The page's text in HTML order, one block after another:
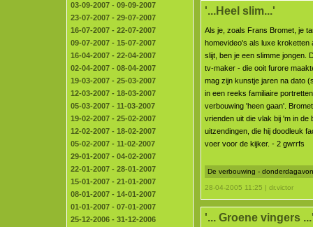
03-09-2007 - 09-09-2007
23-07-2007 - 29-07-2007
16-07-2007 - 22-07-2007
09-07-2007 - 15-07-2007
16-04-2007 - 22-04-2007
02-04-2007 - 08-04-2007
19-03-2007 - 25-03-2007
12-03-2007 - 18-03-2007
05-03-2007 - 11-03-2007
19-02-2007 - 25-02-2007
12-02-2007 - 18-02-2007
05-02-2007 - 11-02-2007
29-01-2007 - 04-02-2007
22-01-2007 - 28-01-2007
15-01-2007 - 21-01-2007
08-01-2007 - 14-01-2007
01-01-2007 - 07-01-2007
25-12-2006 - 31-12-2006
'...Heel slim...'
Als je, zoals Frans Bromet, je
homevideo's als luxe kroketten
slijt, ben je een slimme jongen.
tv-maker - die ooit furore
mag zijn kunstje jaren na dato
in een reeks familiaire
verbouwing 'heen gaan'.
vrienden uit die vlak bij 'm in
uitzendingen, die hij doodleuk
voer voor de kijker. - 2 gwrrfs
De verbouwing -
28-04-2005 11:25 | dr.victor
'... Groene vingers